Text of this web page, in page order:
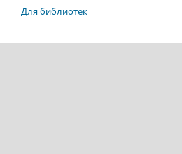
Для библиотек